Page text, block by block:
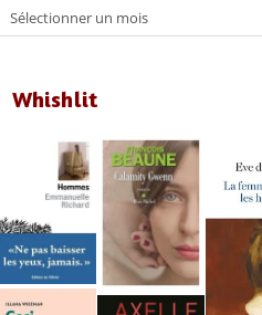
Archives
Sélectionner un mois
Whishlit